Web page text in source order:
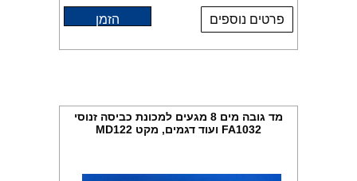
פרטים נוספים הזמן
מד גובה מים 8 מגעים למכונת כביסה זנוסי
FA1032 ועוד דגמים, מקט MD122